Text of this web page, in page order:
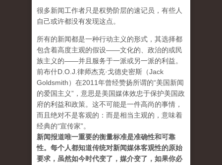
很多新闻工作者只是权势阶层的速记员，有些人
自己或许都没有发现这点。
所有的新闻都是一种行动主义的形式，其选择都
包含着高度主观的假设——文化的、政治的或民
族主义的——并且服务于一派或另一派的利益。
前布什D.O.J.律师杰克·戈德史密斯（Jack
Goldsmith）在2011年曾经赞扬所谓的“美国新闻
的爱国主义”，意思是美国媒体效忠于保护美国政
府的利益和政策。这不可能是一件高尚的事情，
而且绝对不是客观的：而是相当主观的，意味着
经典的“宣传家”。
新闻报道唯一重要的衡量标准是准确性和可靠
性。每个人都知道传统对新闻媒体客观性的原始
要求，虽然如今时代变了，媒介变了，如果你必